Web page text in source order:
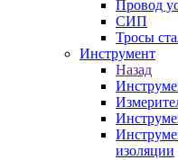
Провод
СИП
Тросы
Инструмент
Назад
изоляции